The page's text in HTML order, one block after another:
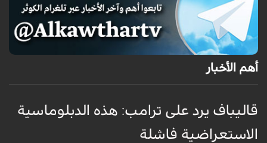
أهم الأخبار
قاليباف يرد على ترامب: هذه الدبلوماسية
الاستعراضية فاشلة